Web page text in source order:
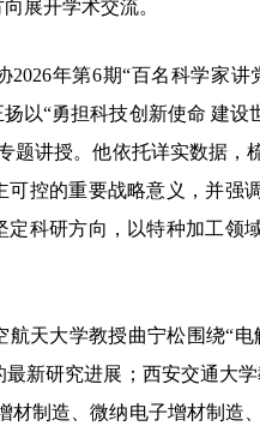
展开学术交流。
2026年第6期“百名科学家
扬以“勇担科技创新使命 建
题讲授。他依托详实数据，
可控的重要战略意义，并强
科研方向，以特种加工领
天大学教授曲宁松围绕“
新研究进展；西安交通大
材制造、微纳电子增材制造